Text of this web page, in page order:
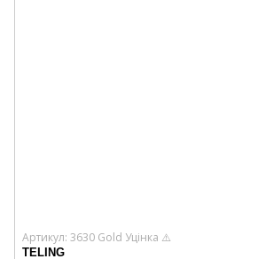
Артикул: 3630 Gold Уцінка ⚠️
TELING